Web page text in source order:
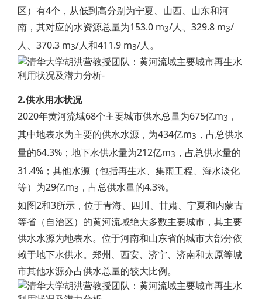
区）有4个，从低到高分别为宁夏、山西、山东和河
南，其对应的水资源总量为153.0 m3/人、329.8 m3/
人、370.3 m3/人和411.9 m3/人。
2.供水用水状况
2020年黄河流域68个主要城市供水总量为675亿m3 ，
其中地表水为主要的供水水源，为434亿m3 ，占总供水
量的64.3%；地下水供水量为212亿m3 ，占总供水量的
31.4%；其他水源（包括再生水、集雨工程、海水淡化
等）为29亿m3 ，占总供水量的4.3%。
如图2和3所示，位于青海、四川、甘肃、宁夏和内蒙古
等省（自治区）的黄河流域绝大多数主要城市，其主要
供水水源为地表水。位于河南和山东省的城市大部分依
赖于地下水供水。郑州、西安、济宁、济南和太原等城
市其他水源亦占供水总量的较大比例。